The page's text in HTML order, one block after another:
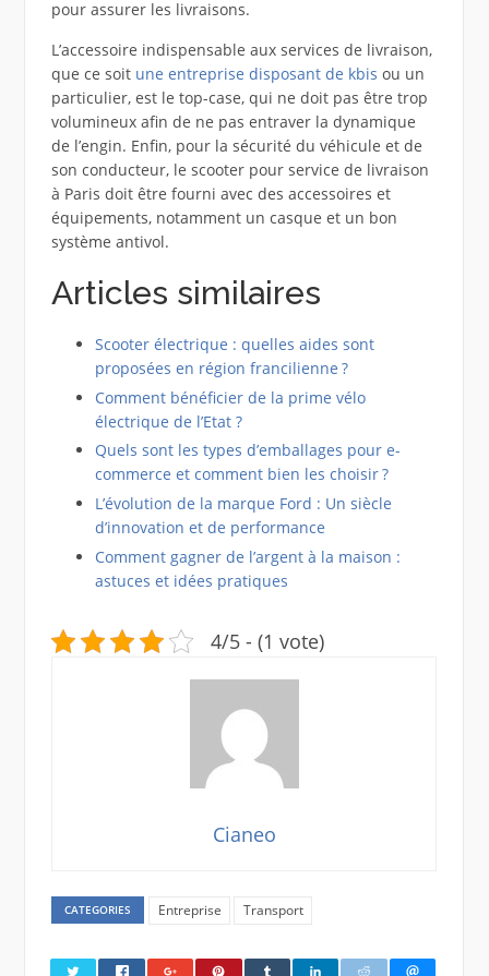
pour assurer les livraisons.
L’accessoire indispensable aux services de livraison,
que ce soit une entreprise disposant de kbis ou un
particulier, est le top-case, qui ne doit pas être trop
volumineux afin de ne pas entraver la dynamique
de l’engin. Enfin, pour la sécurité du véhicule et de
son conducteur, le scooter pour service de livraison
à Paris doit être fourni avec des accessoires et
équipements, notamment un casque et un bon
système antivol.
Articles similaires
Scooter électrique : quelles aides sont
proposées en région francilienne ?
Comment bénéficier de la prime vélo
électrique de l’Etat ?
Quels sont les types d’emballages pour e-
commerce et comment bien les choisir ?
L’évolution de la marque Ford : Un siècle
d’innovation et de performance
Comment gagner de l’argent à la maison :
astuces et idées pratiques
4/5 - (1 vote)
Cianeo
CATEGORIES Entreprise Transport